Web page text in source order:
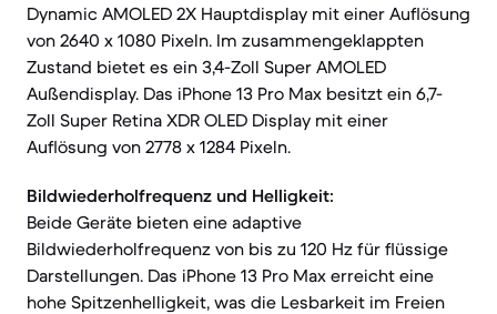
Dynamic AMOLED 2X Hauptdisplay mit einer Auflösung
von 2640 x 1080 Pixeln. Im zusammengeklappten
Zustand bietet es ein 3,4-Zoll Super AMOLED
Außendisplay. Das iPhone 13 Pro Max besitzt ein 6,7-
Zoll Super Retina XDR OLED Display mit einer
Auflösung von 2778 x 1284 Pixeln.
Bildwiederholfrequenz und Helligkeit:
Beide Geräte bieten eine adaptive
Bildwiederholfrequenz von bis zu 120 Hz für flüssige
Darstellungen. Das iPhone 13 Pro Max erreicht eine
hohe Spitzenhelligkeit, was die Lesbarkeit im Freien